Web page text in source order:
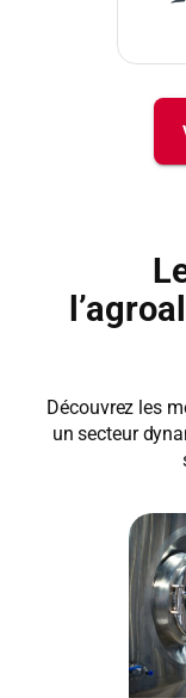
Découvrez les
un secteur